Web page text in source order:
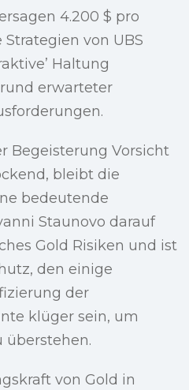
4.200 $ pro
von UBS
Haltung
erwarteter
Begeisterung Vorsicht
bleibt die
bedeutende
Staunovo darauf
Gold Risiken und ist
den einige
der
klüger sein, um
überstehen.
von Gold in